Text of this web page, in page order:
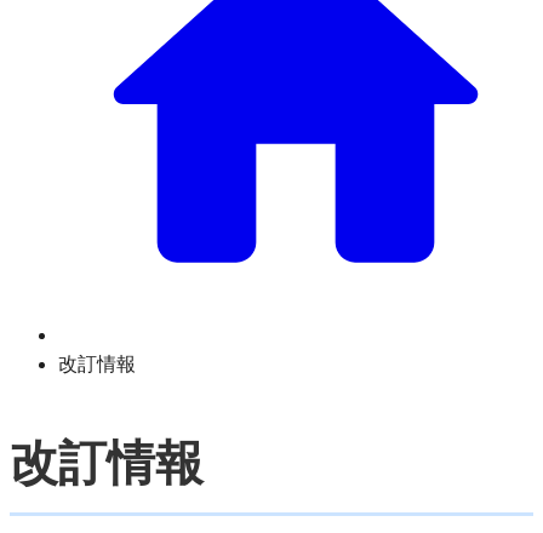
改訂情報
改訂情報